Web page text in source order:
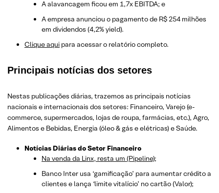
A alavancagem ficou em 1,7x EBITDA; e
A empresa anunciou o pagamento de R$ 254 milhões
em dividendos (4,2% yield).
Clique aqui para acessar o relatório completo.
Principais notícias dos setores
Nestas publicações diárias, trazemos as principais notícias
nacionais e internacionais dos setores: Financeiro, Varejo(e-
commerce, supermercados, lojas de roupa, farmácias, etc.), Agro,
Alimentos e Bebidas, Energia (óleo & gás e elétricas) e Saúde.
Notícias Diárias do Setor Financeiro
Na venda da Linx, resta um (Pipeline);
Banco Inter usa ‘gamificação’ para aumentar crédito a
clientes e lança ‘limite vitalício’ no cartão (Valor);